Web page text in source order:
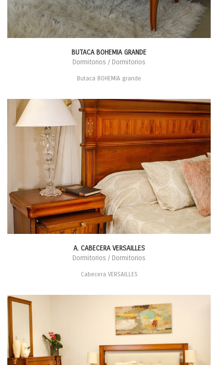
BUTACA BOHEMIA GRANDE
Dormitorios / Dormitorios
Butaca BOHEMIA grande
A. CABECERA VERSAILLES
Dormitorios / Dormitorios
Cabecera VERSAILLES